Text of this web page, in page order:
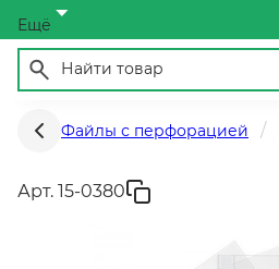
Ещё
Файлы с перфорацией
Арт. 15-0380